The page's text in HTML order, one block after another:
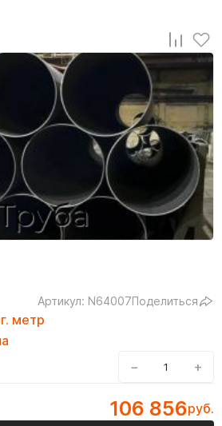
Артикул: N64007Поделиться
метр
− +
106 856руб.